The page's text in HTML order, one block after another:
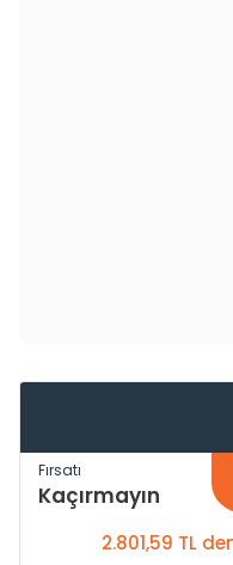
Fırsatı
Kaçırmayın
2.801,59 TL